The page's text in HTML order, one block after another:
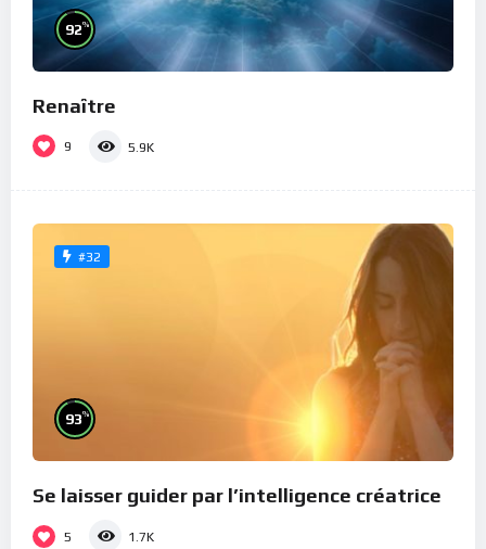
92%
Renaître
9 5.9K
#32
93%
Se laisser guider par l’intelligence créatrice
5 1.7K